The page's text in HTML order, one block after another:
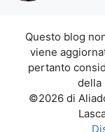
Questo blog
viene
pertanto
della
©2026 di